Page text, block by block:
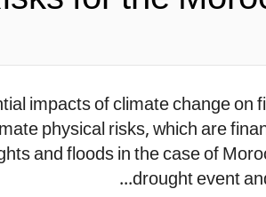
impacts of climate change
physical risks, which are
and floods in the case of
drought event